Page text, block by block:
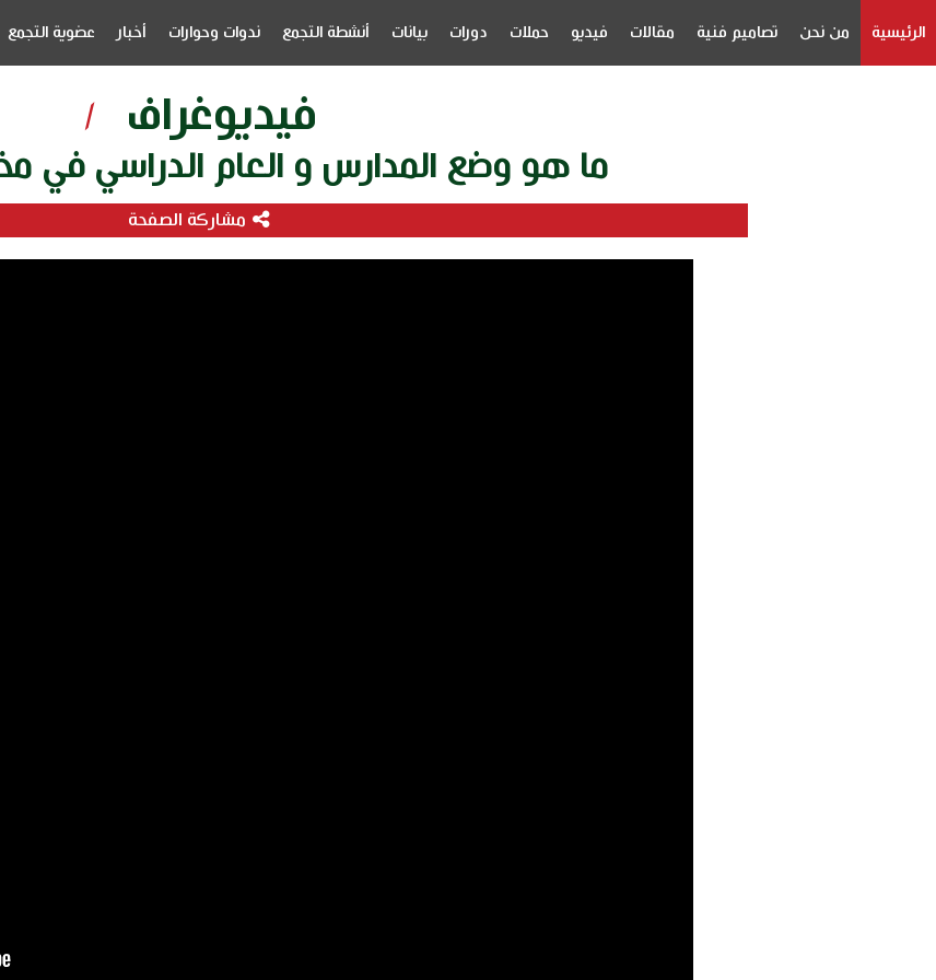
الرئيسية من نحن تصاميم فنية مقالات فيديو حملات دورات بيانات أنشطة التجمع ندوات وحوارات أخبار عضوية التجمع
فيديوغراف
/
ما هو وضع المدارس و العام الدراسي في
مشاركة الصفحة